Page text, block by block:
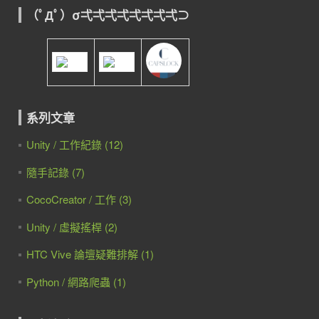
（ﾟДﾟ）σ弌弌弌弌弌弌弌弌⊃
系列文章
Unity / 工作紀錄 (12)
隨手記錄 (7)
CocoCreator / 工作 (3)
Unity / 虛擬搖桿 (2)
HTC Vive 論壇疑難排解 (1)
Python / 網路爬蟲 (1)